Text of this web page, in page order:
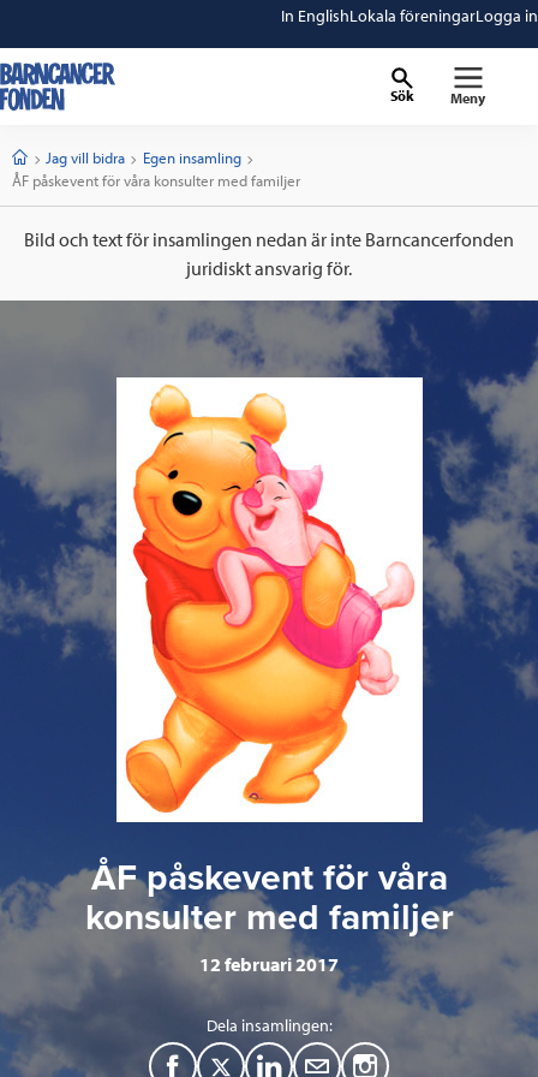
In EnglishLokala föreningarLogga in
Sök Meny
StartJag vill bidra
Egen insamling
Current:
ÅF påskevent för våra konsulter med familjer
Bild och text för insamlingen nedan är inte Barncancerfonden
juridiskt ansvarig för.
ÅF påskevent för våra
konsulter med familjer
12 februari 2017
Dela insamlingen:
F
T
L
M